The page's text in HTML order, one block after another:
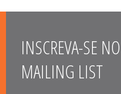
INSCREVA-SE
MAILING LIST